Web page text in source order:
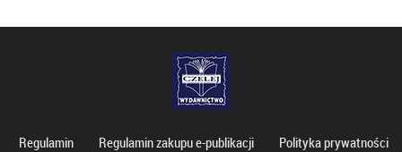
Regulamin Regulamin zakupu e-publikacji Polityka prywatności